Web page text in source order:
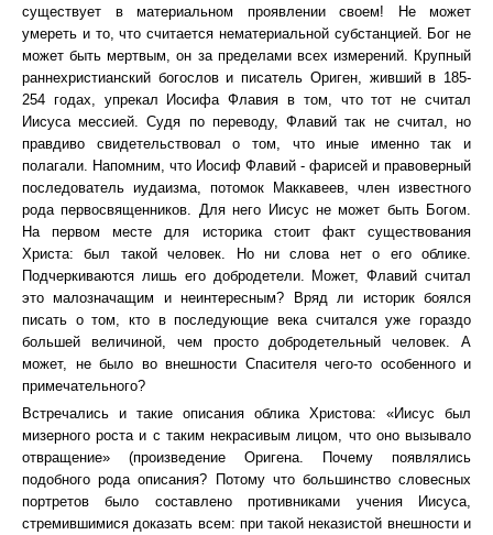
существует в материальном проявлении своем! Не может
умереть и то, что считается нематериальной субстанцией. Бог не
может быть мертвым, он за пределами всех измерений. Крупный
раннехристианский богослов и писатель Ориген, живший в 185-
254 годах, упрекал Иосифа Флавия в том, что тот не считал
Иисуса мессией. Судя по переводу, Флавий так не считал, но
правдиво свидетельствовал о том, что иные именно так и
полагали. Напомним, что Иосиф Флавий - фарисей и правоверный
последователь иудаизма, потомок Маккавеев, член известного
рода первосвященников. Для него Иисус не может быть Богом.
На первом месте для историка стоит факт существования
Христа: был такой человек. Но ни слова нет о его облике.
Подчеркиваются лишь его добродетели. Может, Флавий считал
это малозначащим и неинтересным? Вряд ли историк боялся
писать о том, кто в последующие века считался уже гораздо
большей величиной, чем просто добродетельный человек. А
может, не было во внешности Спасителя чего-то особенного и
примечательного?
Встречались и такие описания облика Христова: «Иисус был
мизерного роста и с таким некрасивым лицом, что оно вызывало
отвращение» (произведение Оригена. Почему появлялись
подобного рода описания? Потому что большинство словесных
портретов было составлено противниками учения Иисуса,
стремившимися доказать всем: при такой неказистой внешности и